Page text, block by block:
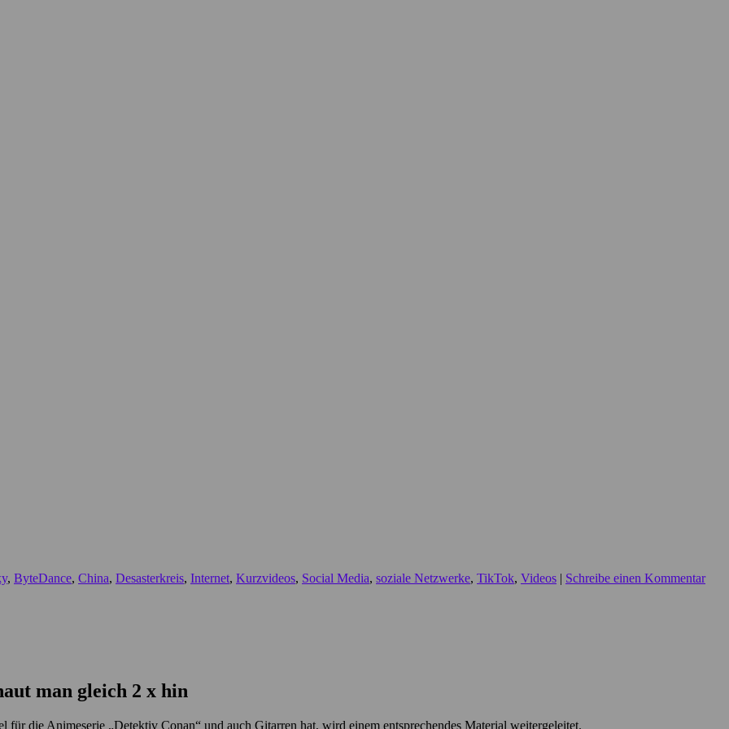
, ByteDance, China, Desasterkreis, Internet, Kurzvideos, Social Media, soziale Netzwerke, TikTok, Videos | Schreibe einen Kommentar
man gleich 2 x hin
für die Animeserie „Detektiv Conan“ und auch Gitarren hat, wird einem entsprechendes Material weitergeleitet.